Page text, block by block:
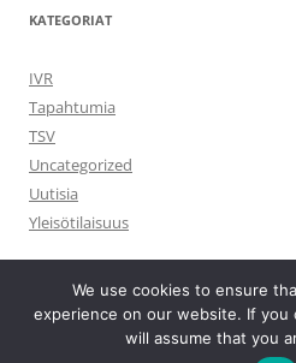
KATEGORIAT
IVR
Tapahtumia
TSV
Uncategorized
Uutisia
Yleisötilaisuus
We use cookies to ensure
experience on our website. If
will assume that you